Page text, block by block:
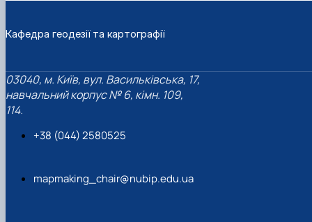
Кафедра геодезії та картографії
03040, м. Київ, вул. Васильківська, 17,
навчальний корпус № 6, кімн. 109,
114.
+38 (044) 2580525
mapmaking_chair@nubip.edu.ua